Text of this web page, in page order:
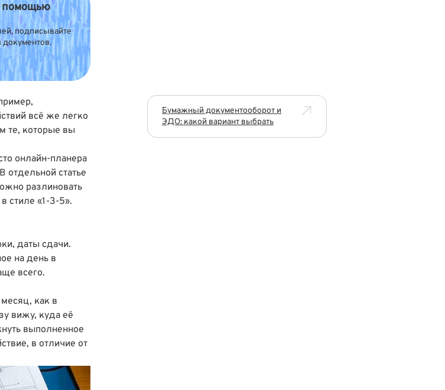
помощью
подписывайте
всё же легко
те, которые вы
онлайн-планера
отдельной статье
разлиновать
стиле «1-3-5».
даты сдачи.
на день в
всего.
как в
вижу, куда её
выполненное
в отличие от
Бумажный документооборот и
ЭДО: какой вариант выбрать